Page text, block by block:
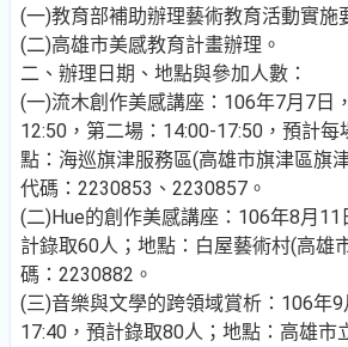
(一)教育部補助辦理藝術教育活動實施
(二)高雄市美感教育計畫辦理。
二、辦理日期、地點與參加人數：
(一)流木創作美感講座：106年7月7日
12:50，第二場：14:00-17:50，預計
點：海巡旗津服務區(高雄市旗津區旗
代碼：2230853、2230857。
(二)Hue的創作美感講座：106年8月11
計錄取60人；地點：白屋藝術村(高雄
碼：2230882。
(三)音樂與文學的跨領域賞析：106年
17:40，預計錄取80人；地點：高雄市